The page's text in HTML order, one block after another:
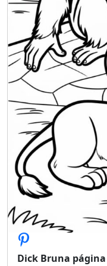
Dick Bruna